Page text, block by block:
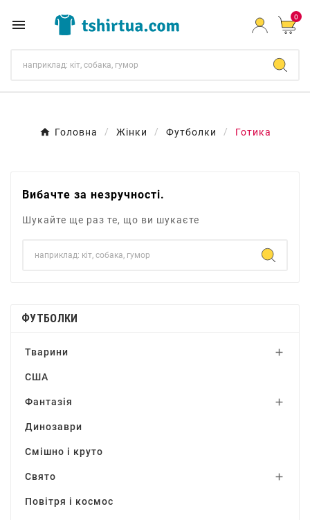
 0
Головна Жінки Футболки Готика
Вибачте за незручності.
Шукайте ще раз те, що ви шукаєте
ФУТБОЛКИ
Тварини 
США
Фантазія 
Динозаври
Смішно і круто
Свято 
Повітря і космос